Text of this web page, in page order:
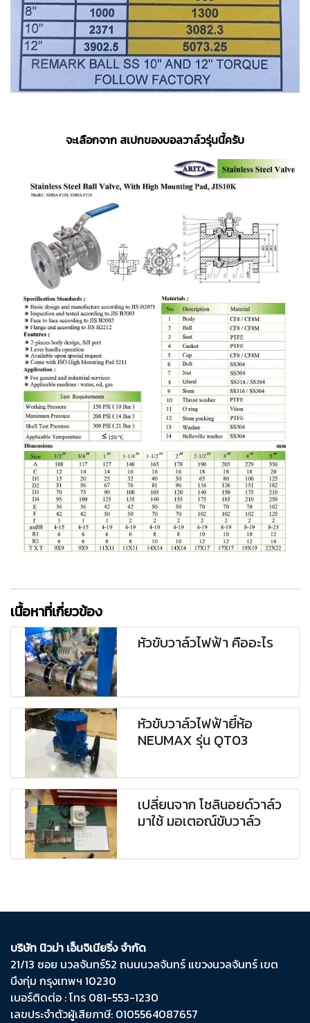
จะเลือกจาก สเปกของบอลวาล์วรุ่นนี้ครับ
เนื้อหาที่เกี่ยวข้อง
หัวขับวาล์วไฟฟ้า คืออะไร
หัวขับวาล์วไฟฟ้ายี้ห้อ
NEUMAX รุ่น QT03
เปลี่ยนจาก โซลินอยด์วาล์ว
มาใช้ มอเตอณ์ขับวาล์ว
บริษัท นิวม่า เอ็นจิเนียริ่ง จำกัด
21/13 ซอย นวลจันทร์​52 ถนน​นวลจันทร์​ แขวง​นวลจันทร์​ เขต​
บึงกุ่ม​ กรุงเทพฯ​ 10230
เบอร์ติดต่อ : โทร 081-553-1230
เลขประจำตัวผู้เสียภาษี: 0105564087657